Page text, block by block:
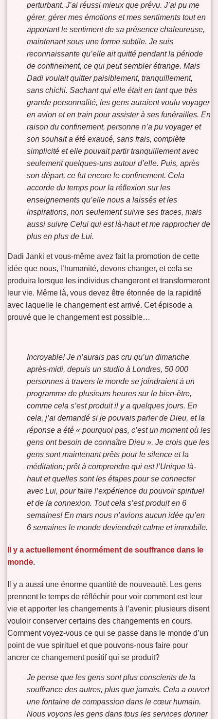
perturbant. J’ai réussi mieux que prévu. J’ai pu me
gérer, gérer mes émotions et mes sentiments tout en
apportant le sentiment de sa présence chaleureuse,
maintenant sous une forme subtile. Je suis
reconnaissante qu’elle ait quitté pendant la période
de confinement, ce qui peut sembler étrange. Mais
Dadi voulait quitter paisiblement, tranquillement,
sans chichi. Sachant qui elle était en tant que très
grande personnalité, les gens auraient voulu voyager
en avion et en train pour assister à ses funérailles. En
raison du confinement, personne n’a pu voyager et
son souhait a été exaucé, sans frais, complète
simplicité et elle pouvait partir tranquillement avec
seulement quelques-uns autour d’elle. Puis, après
son départ, ce fut encore le confinement. Cela
accorde du temps pour la réflexion sur les
enseignements qu’elle nous a laissés et les
inspirations, non seulement suivre ses traces, mais
aussi suivre Celui qui est là-haut et me rapprocher de
plus en plus de Lui.
Dadi Janki et vous-même avez fait la promotion de cette
idée que nous, l’humanité, devons changer, et cela se
produira lorsque les individus changeront et transformeront
leur vie. Même là, vous devez être étonnée de la rapidité
avec laquelle le changement est arrivé. Cet épisode a
prouvé que le changement est possible…
Incroyable! Je n’aurais pas cru qu’un dimanche
après-midi, depuis un studio à Londres, 50 000
personnes à travers le monde se joindraient à un
programme de plusieurs heures sur le bien-être,
comme cela s’est produit il y a quelques jours. En
cela, j’ai demandé si je pouvais parler de Dieu, et la
réponse a été « pourquoi pas, c’est un moment où les
gens ont besoin de connaître Dieu ». Je crois que les
gens sont maintenant prêts pour le silence et la
méditation; prêt à comprendre qui est l’Unique là-
haut et quelles sont les étapes pour se connecter
avec Lui, pour faire l’expérience du pouvoir spirituel
et de la connexion. Tout cela s’est produit en 6
semaines! En mars nous n’avions aucun idée qu’en
6 semaines le monde deviendrait calme et immobile.
Il y a actuellement énormément de souffrance dans le
monde.
Il y a aussi une énorme quantité de nouveauté. Les gens
prennent le temps de réfléchir pour voir comment est leur
vie et apporter les changements à l’avenir; plusieurs disent
vouloir conserver certains des changements en cours.
Comment voyez-vous ce qui se passe dans le monde d’un
point de vue spirituel et que pouvons-nous faire pour
ancrer ce changement positif qui se produit?
Je pense que les gens sont plus conscients de la
souffrance des autres, plus que jamais. Cela a ouvert
une fontaine de compassion dans le cœur humain.
Nous voyons les gens dans tous les services donner